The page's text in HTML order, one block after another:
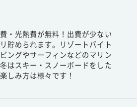
・光熱費が無料！出費が少ない
貯められます。リゾートバイト
ングやサーフィンなどのマリン
はスキー・スノーボードをした
しみ方は様々です！